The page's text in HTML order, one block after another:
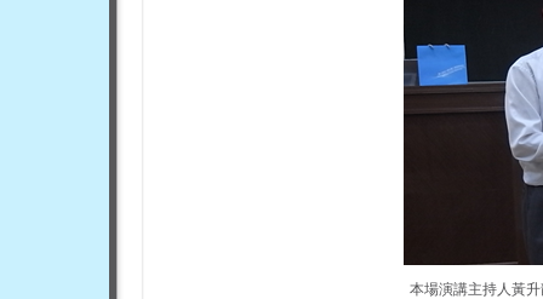
本場演講主持人黃